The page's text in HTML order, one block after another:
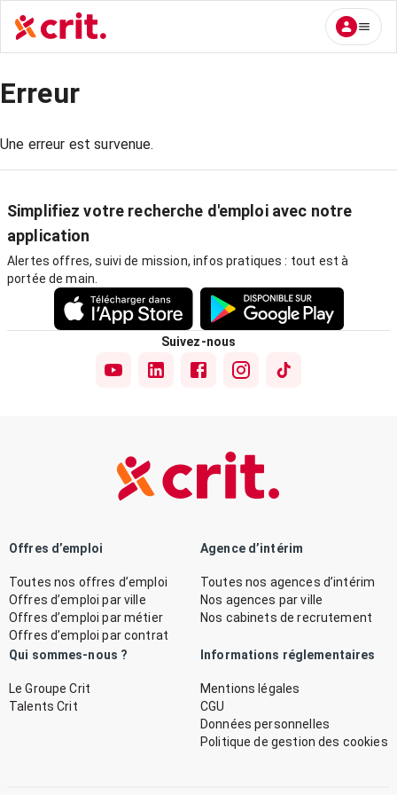
Erreur
Une erreur est survenue.
Simplifiez votre recherche d'emploi avec notre
application
Alertes offres, suivi de mission, infos pratiques : tout est à
portée de main.
Suivez-nous
Offres d’emploi
Toutes nos offres d’emploi
Offres d’emploi par ville
Offres d’emploi par métier
Offres d’emploi par contrat
Agence d’intérim
Toutes nos agences d’intérim
Nos agences par ville
Nos cabinets de recrutement
Qui sommes-nous ?
Le Groupe Crit
Talents Crit
Informations réglementaires
Mentions légales
CGU
Données personnelles
Politique de gestion des cookies